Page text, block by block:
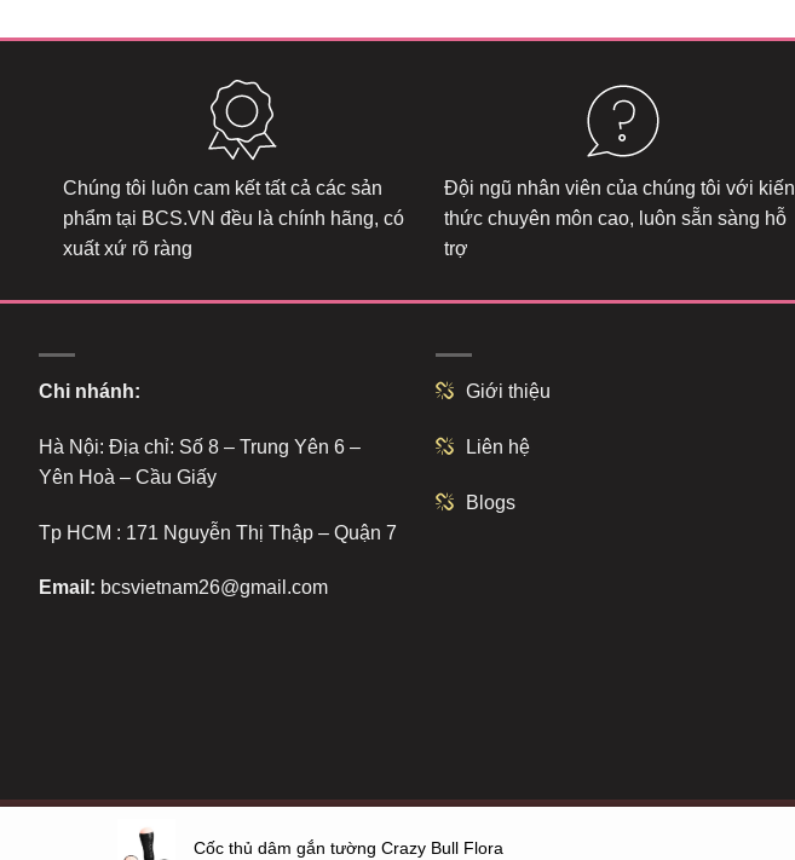
Chúng tôi luôn cam kết tất cả các sản
phẩm tại BCS.VN đều là chính hãng, có
xuất xứ rõ ràng
Đội ngũ nhân viên của chúng tôi với kiến
thức chuyên môn cao, luôn sẵn sàng hỗ
trợ
Chi nhánh:
Hà Nội: Địa chỉ: Số 8 – Trung Yên 6 –
Yên Hoà – Cầu Giấy
Tp HCM : 171 Nguyễn Thị Thập – Quận 7
Email: bcsvietnam26@gmail.com
Giới thiệu
Liên hệ
Blogs
Copyright 2026 ©
Cốc thủ dâm gắn tường Crazy Bull Flora